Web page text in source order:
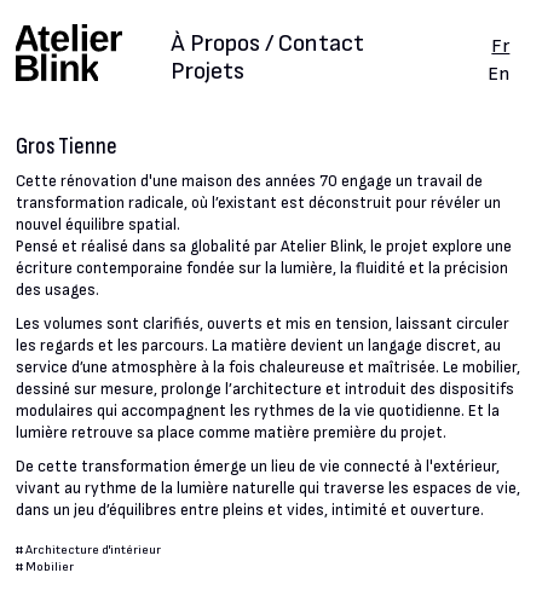
Projets
À Propos / Contact
Fr
En
Gros Tienne
Cette rénovation d'une maison des années 70 engage un travail de
transformation radicale, où l’existant est déconstruit pour révéler un
nouvel équilibre spatial.
Pensé et réalisé dans sa globalité par Atelier Blink, le projet explore une
écriture contemporaine fondée sur la lumière, la fluidité et la précision
des usages.
Les volumes sont clarifiés, ouverts et mis en tension, laissant circuler
les regards et les parcours. La matière devient un langage discret, au
service d’une atmosphère à la fois chaleureuse et maîtrisée. Le mobilier,
dessiné sur mesure, prolonge l’architecture et introduit des dispositifs
modulaires qui accompagnent les rythmes de la vie quotidienne. Et la
lumière retrouve sa place comme matière première du projet.
De cette transformation émerge un lieu de vie connecté à l'extérieur,
vivant au rythme de la lumière naturelle qui traverse les espaces de vie,
dans un jeu d’équilibres entre pleins et vides, intimité et ouverture.
#Architecture d'intérieur
# Mobilier